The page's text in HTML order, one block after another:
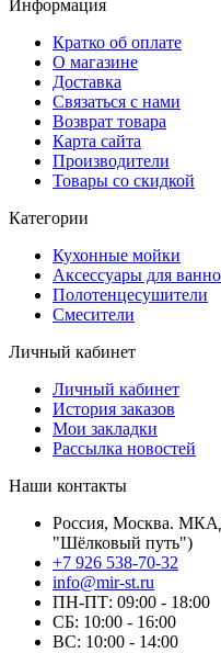
Информация
Кратко об оплате
О магазине
Доставка
Связаться с нами
Возврат товара
Карта сайта
Производители
Товары со скидкой
Категории
Кухонные мойки
Аксессуары для
Полотенцесушители
Смесители
Личный кабинет
Личный кабинет
История заказов
Мои закладки
Рассылка новостей
Наши контакты
Россия, Москва.
"Шёлковый путь")
+7 926 538-70-32
info@mir-st.ru
ПН-ПТ: 09:00 - 18:00
СБ: 10:00 - 16:00
ВС: 10:00 - 14:00